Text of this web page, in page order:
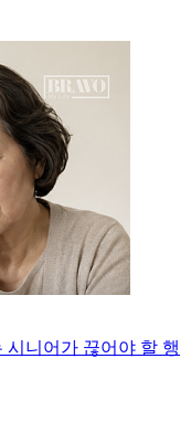
시니어가 끊어야 할 행